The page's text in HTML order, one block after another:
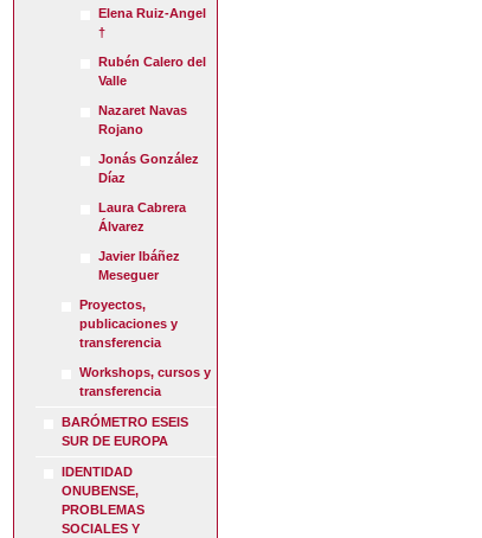
Elena Ruiz-Angel
†
Rubén Calero del
Valle
Nazaret Navas
Rojano
Jonás González
Díaz
Laura Cabrera
Álvarez
Javier Ibáñez
Meseguer
Proyectos,
publicaciones y
transferencia
Workshops, cursos y
transferencia
BARÓMETRO ESEIS
SUR DE EUROPA
IDENTIDAD
ONUBENSE,
PROBLEMAS
SOCIALES Y